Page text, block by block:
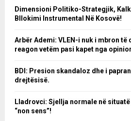
Dimensioni Politiko-Strategjik,
Bllokimi Instrumental Në Kosovë!
Arbër Ademi: VLEN-i nuk i mbron
reagon vetëm pasi kapet nga
BDI: Presion skandaloz dhe i
drejtësisë.
Lladrovci: Sjellja normale në
“non sens”!